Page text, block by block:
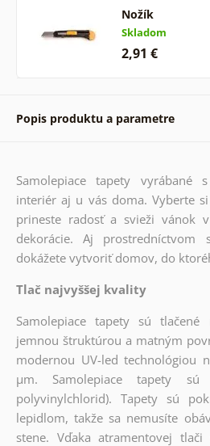
Nožík
Skladom
2,91 €
Popis produktu a parametre
Samolepiace tapety vyrábané
interiér aj u vás doma. Vyberte
prineste radosť a svieži vánok
dekorácie. Aj prostredníctvom
dokážete vytvoriť domov, do
Tlač najvyššej kvality
Samolepiace tapety sú
jemnou štruktúrou a matným
modernou UV-led technológiou
µm. Samolepiace tapety sú
polyvinylchlorid). Tapety sú
lepidlom, takže sa nemusíte
stene. Vďaka atramentovej